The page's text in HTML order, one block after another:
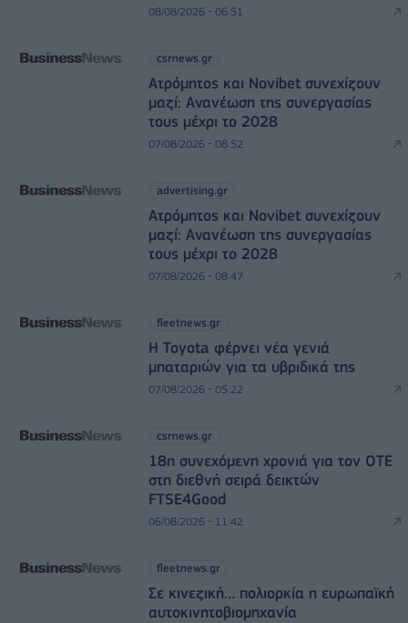
08/08/2026 - 06:51
csrnews.gr
Ατρόμητος και Novibet συνεχίζουν
μαζί: Ανανέωση της συνεργασίας
τους μέχρι το 2028
07/08/2026 - 08:52
advertising.gr
Ατρόμητος και Novibet συνεχίζουν
μαζί: Ανανέωση της συνεργασίας
τους μέχρι το 2028
07/08/2026 - 08:47
fleetnews.gr
Η Toyota φέρνει νέα γενιά
μπαταριών για τα υβριδικά της
07/08/2026 - 05:22
csrnews.gr
18η συνεχόμενη χρονιά για τον ΟΤΕ
στη διεθνή σειρά δεικτών
FTSE4Good
06/08/2026 - 11:42
fleetnews.gr
Σε κινεζική… πολιορκία η ευρωπαϊκή
αυτοκινητοβιομηχανία